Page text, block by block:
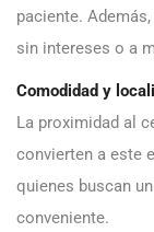
paciente.
sin intereses o a
Comodidad y
La proximidad al
convierten a este
quienes buscan
conveniente.